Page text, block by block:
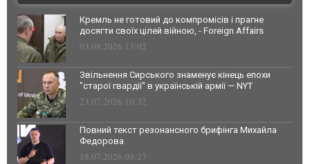
Кремль не готовий до компромісів і прагне
досягти своїх цілей війною, - Foreign Affairs
03.08.2026 13:02
Звільнення Сирського знаменує кінець епохи
"старої гвардії" в українській армії — NYT
23.07.2026 10:32
Повний текст резонансного брифінга Михайла
Федорова
18.07.2026 09:27